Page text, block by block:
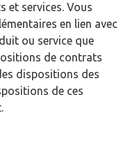
et services. Vous
en lien avec
ou service que
de contrats
dispositions des
de ces